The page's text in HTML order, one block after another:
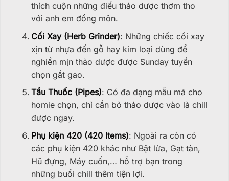
thích cuộn những điếu thảo dược thơm tho
với anh em đồng môn.
Cối Xay (Herb Grinder): Những chiếc cối xay
xịn từ nhựa đến gỗ hay kim loại dùng để
nghiền mịn thảo dược được Sunday tuyển
chọn gắt gao.
Tẩu Thuốc (Pipes): Có đa dạng mẫu mã cho
homie chọn, chỉ cần bỏ thảo dược vào là chill
được ngay.
Phụ kiện 420 (420 Items): Ngoài ra còn có
các phụ kiện 420 khác như Bật lửa, Gạt tàn,
Hũ đựng, Máy cuốn,… hỗ trợ bạn trong
những buổi chill thêm tiện lợi.